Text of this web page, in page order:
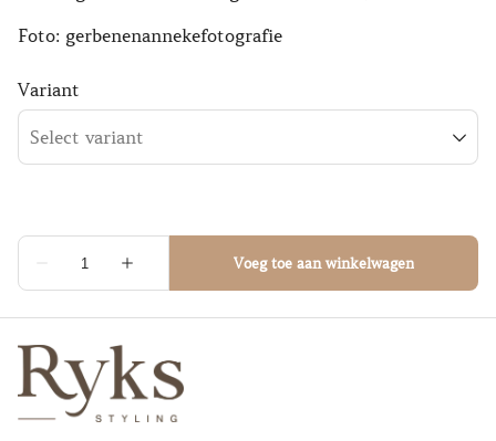
Foto: gerbenenannekefotografie
Variant